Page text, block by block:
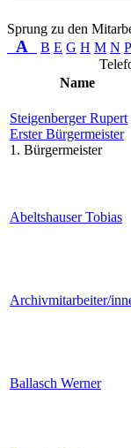
Sprung zu den
A B E G H M N P
Name
Steigenberger Rupert
Erster Bürgermeister
1. Bürgermeister
Abeltshauser Tobias
Archivmitarbeiter/
Ballasch Werner